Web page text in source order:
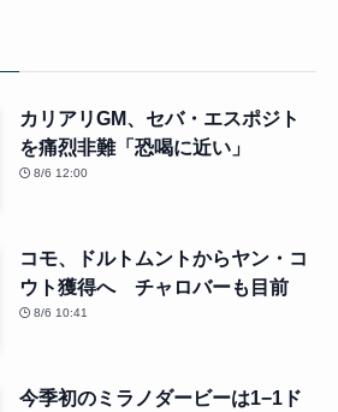
カリアリGM、セバ・エスポジト
を痛烈非難「恐喝に近い」
8/6 12:00
コモ、ドルトムントからヤン・コ
ウト獲得へ チャロバーも目前
8/6 10:41
今季初のミラノダービーは1−1ド